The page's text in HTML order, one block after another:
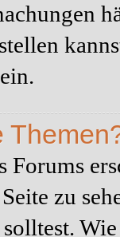
Forums
zu